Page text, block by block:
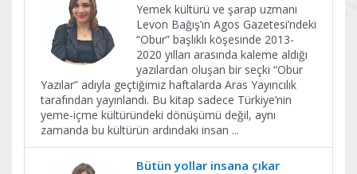
Yemek kültürü ve şarap uzmanı
Levon Bağış’ın Agos Gazetesi’ndeki
“Obur” başlıklı köşesinde 2013-
2020 yılları arasında kaleme aldığı
yazılardan oluşan bir seçki “Obur
Yazılar” adıyla geçtiğimiz haftalarda Aras Yayıncılık
tarafından yayınlandı. Bu kitap sadece Türkiye’nin
yeme-içme kültüründeki dönüşümü değil, aynı
zamanda bu kültürün ardındaki insan ...
Bütün yollar insana çıkar